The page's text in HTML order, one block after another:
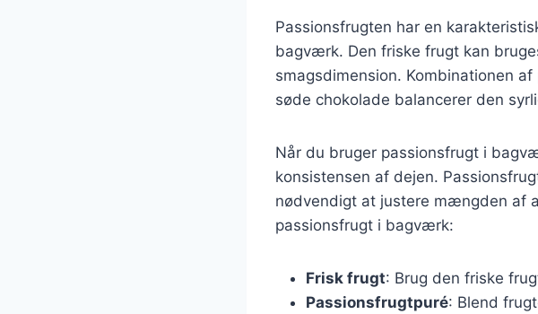
Passionsfrugten har en
bagværk. Den friske frugt kan
smagsdimension. Kombinationen
søde chokolade balancerer den
Når du bruger passionsfrugt i
konsistensen af dejen.
nødvendigt at justere mængden af
passionsfrugt i bagværk:
Frisk frugt: Brug den friske
Passionsfrugtpuré: Blend